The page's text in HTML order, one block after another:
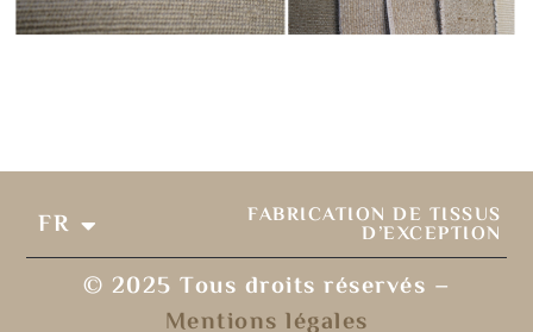
FR
EN FABRICATION DE TISSUS
D’EXCEPTION
© 2025 Tous droits réservés –
Mentions légales